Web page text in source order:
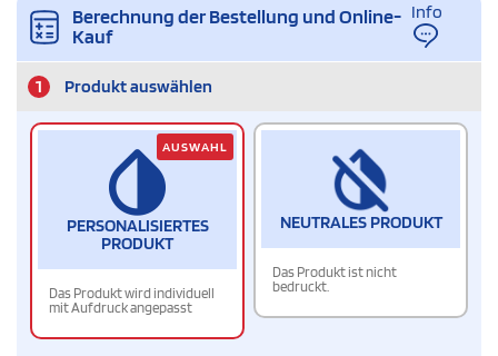
Berechnung der Bestellung und Online-
Kauf
Info
1 Produkt auswählen
PERSONALISIERTES
PRODUKT
Das Produkt wird individuell
mit Aufdruck angepasst
AUSWAHL
NEUTRALES PRODUKT
Das Produkt ist nicht
bedruckt.